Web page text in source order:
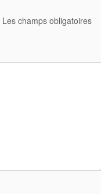
Les champs obligatoires